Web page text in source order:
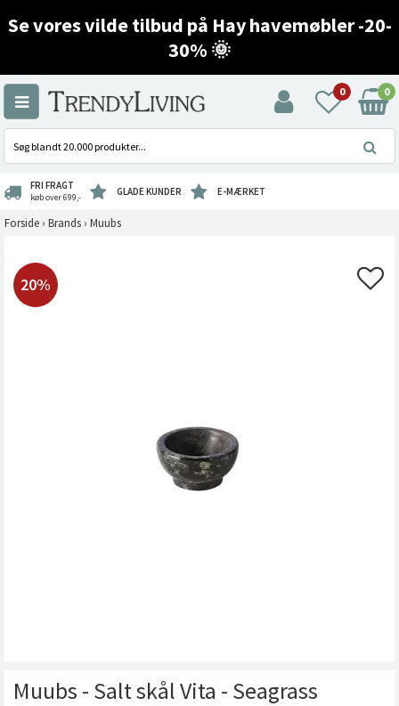
Se vores vilde tilbud på Hay havemøbler -20-
30% 🌞
0 0
FRI FRAGT
køb over 699,- GLADE KUNDER E-MÆRKET
Forside › Brands › Muubs
20%
Muubs - Salt skål Vita - Seagrass